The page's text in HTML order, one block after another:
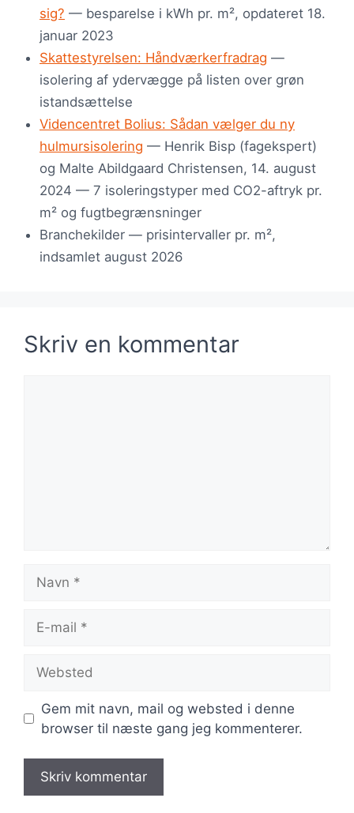
sig? — besparelse i kWh pr. m², opdateret 18.
januar 2023
Skattestyrelsen: Håndværkerfradrag —
isolering af ydervægge på listen over grøn
istandsættelse
Videncentret Bolius: Sådan vælger du ny
hulmursisolering — Henrik Bisp (fagekspert)
og Malte Abildgaard Christensen, 14. august
2024 — 7 isoleringstyper med CO2-aftryk pr.
m² og fugtbegrænsninger
Branchekilder — prisintervaller pr. m²,
indsamlet august 2026
Skriv en kommentar
mail
Gem mit navn, mail og websted i denne
browser til næste gang jeg kommenterer.